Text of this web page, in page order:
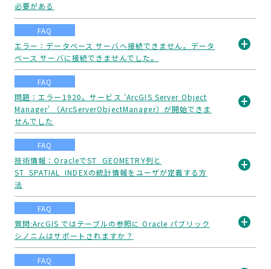
必要がある
く
FAQ
エラー：データベース サーバへ接続できません。データ
ベース サーバに接続できませんでした。
FAQ
問題：エラー1920。サービス 'ArcGIS Server Object
Manager' （ArcServerObjectManager）が開始できま
せんでした
く
FAQ
技術情報：OracleでST_GEOMETRY列と
ST_SPATIAL_INDEXの統計情報をユーザが定義する方
法
く
FAQ
質問:ArcGIS ではテーブルの参照に Oracle パブリック
シノニムはサポートされますか？
FAQ